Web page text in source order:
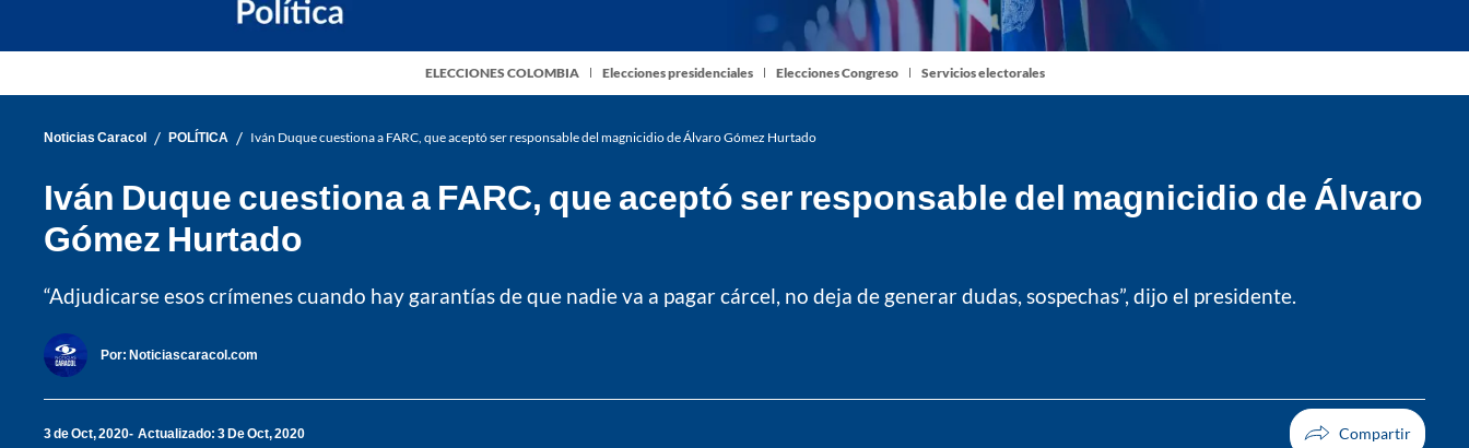
ELECCIONES COLOMBIA Elecciones presidenciales Elecciones Congreso Servicios electorales
Noticias Caracol / POLÍTICA / Iván Duque cuestiona a FARC, que aceptó ser responsable del magnicidio de Álvaro Gómez Hurtado
Iván Duque cuestiona a FARC, que aceptó ser responsable del magnicidio de Álvaro
Gómez Hurtado
“Adjudicarse esos crímenes cuando hay garantías de que nadie va a pagar cárcel, no deja de generar dudas, sospechas”, dijo el presidente.
Por: Noticiascaracol.com
3 de Oct, 2020 Actualizado: 3 De Oct, 2020